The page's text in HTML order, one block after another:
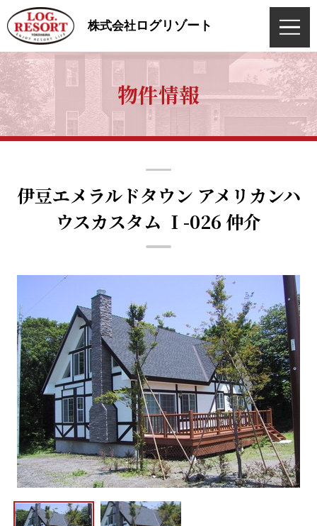
株式会社ログリゾート
物件情報
伊豆エメラルドタウン アメリカンハ
ウスカスタム Ｉ-026 仲介